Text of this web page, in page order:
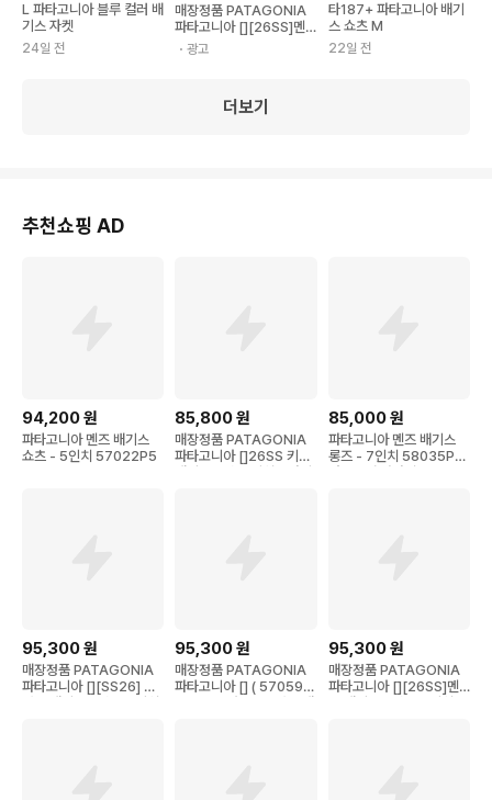
L 파타고니아 블루 컬러 배
기스 자켓
24일 전
매장정품 PATAGONIA
파타고니아 [][26SS]멘
즈 배기스 쇼츠 - 5인치(5
7022R5) 57022R5_C
・광고
타187+ 파타고니아 배기
스 쇼츠 M
22일 전
더보기
추천쇼핑 AD
94,200원
파타고니아 멘즈 배기스
쇼츠 - 5인치 57022P5
85,800원
매장정품 PATAGONIA
파타고니아 []26SS 키즈
배기스 쇼츠 5인치 - 라인
85,000원
파타고니아 멘즈 배기스
롱즈 - 7인치 58035P5
아웃도어 반바지
95,300원
매장정품 PATAGONIA
파타고니아 [][SS26] 우
95,300원
매장정품 PATAGONIA
파타고니아 [] ( 57059R
95,300원
매장정품 PATAGONIA
파타고니아 [][26SS]멘